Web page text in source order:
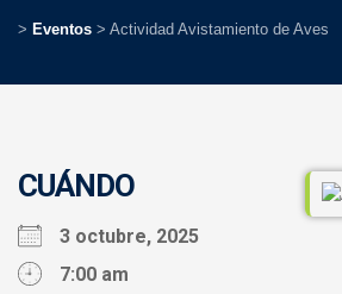
> Eventos > Actividad Avistamiento de Aves
CUÁNDO
3 octubre, 2025
7:00 am